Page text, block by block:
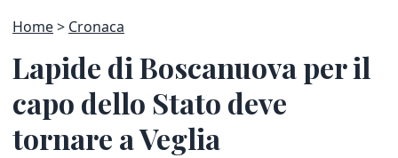
Home Cronaca
Lapide di Boscanuova per il
capo dello Stato deve
tornare a Veglia